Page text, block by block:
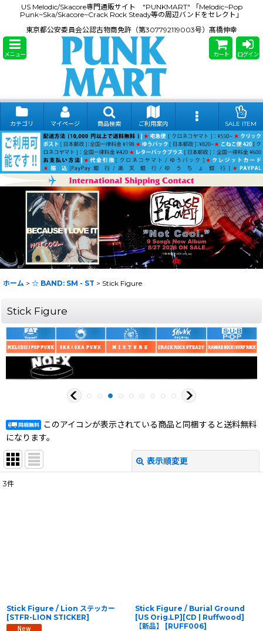
US Melodic/Skacore専門通販サイト "PUNKMART" 「Melodic~Pop
Punk~Ska/Skacore~Crack Rock Steady等の周辺バンドをセレクト」
東京都公安委員会公認古物商免許（第307792119003号）髙橋伸幸
メニュー カート ログイン
カテゴリ マイページ 商品検索 ご利用案内 SALE ITEM
ホーム > ☆ BAND: SM - ST > Stick Figure
Stick Figure
このアイコンが表示されている商品と同梱すると送料無料
になります。
表示順変更
3件
Stick Figure / Lion ステッカー
[STFR-LION STICKER]
Stick Figure / Burial Ground
[US Orig.LP][CD | Ruffwood]
【新品】
[RUFF006]